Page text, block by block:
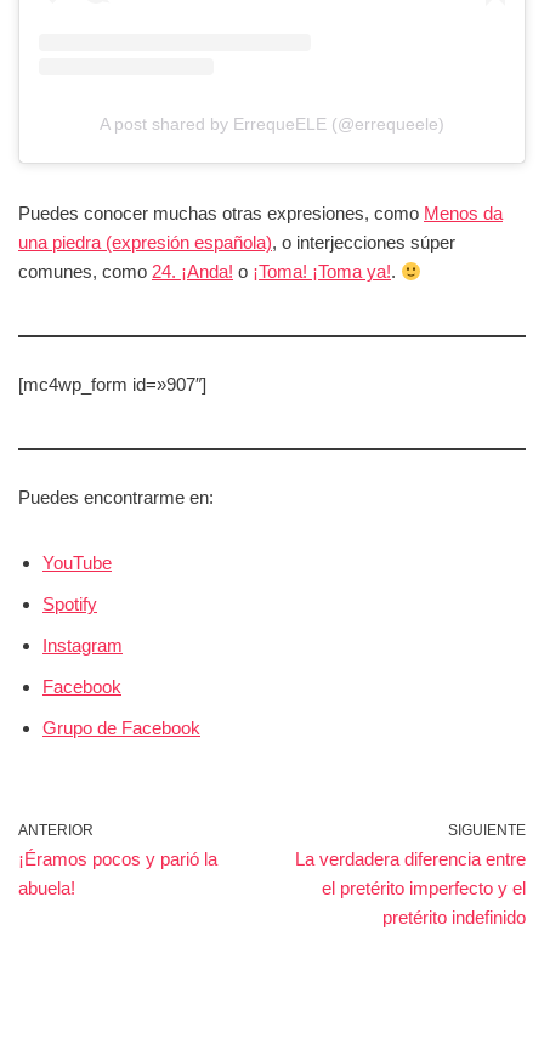
A post shared by ErrequeELE (@errequeele)
Puedes conocer muchas otras expresiones, como Menos da
una piedra (expresión española), o interjecciones súper
comunes, como 24. ¡Anda! o ¡Toma! ¡Toma ya!.
[mc4wp_form id=»907″]
Puedes encontrarme en:
YouTube
Spotify
Instagram
Facebook
Grupo de Facebook
ANTERIOR
¡Éramos pocos y parió la
abuela!
SIGUIENTE
La verdadera diferencia entre
el pretérito imperfecto y el
pretérito indefinido